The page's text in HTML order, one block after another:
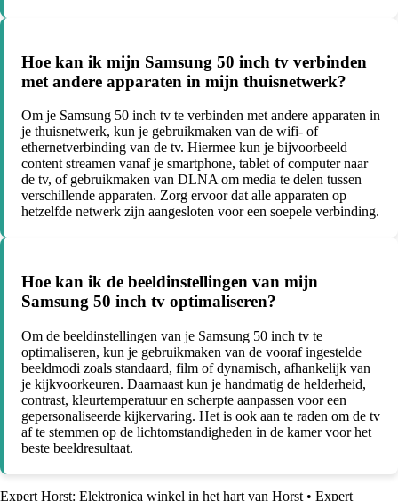
Hoe kan ik mijn Samsung 50 inch tv verbinden
met andere apparaten in mijn thuisnetwerk?
Om je Samsung 50 inch tv te verbinden met andere apparaten in
je thuisnetwerk, kun je gebruikmaken van de wifi- of
ethernetverbinding van de tv. Hiermee kun je bijvoorbeeld
content streamen vanaf je smartphone, tablet of computer naar
de tv, of gebruikmaken van DLNA om media te delen tussen
verschillende apparaten. Zorg ervoor dat alle apparaten op
hetzelfde netwerk zijn aangesloten voor een soepele verbinding.
Hoe kan ik de beeldinstellingen van mijn
Samsung 50 inch tv optimaliseren?
Om de beeldinstellingen van je Samsung 50 inch tv te
optimaliseren, kun je gebruikmaken van de vooraf ingestelde
beeldmodi zoals standaard, film of dynamisch, afhankelijk van
je kijkvoorkeuren. Daarnaast kun je handmatig de helderheid,
contrast, kleurtemperatuur en scherpte aanpassen voor een
gepersonaliseerde kijkervaring. Het is ook aan te raden om de tv
af te stemmen op de lichtomstandigheden in de kamer voor het
beste beeldresultaat.
Expert Horst: Elektronica winkel in het hart van Horst • Expert